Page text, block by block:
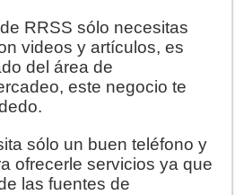
RRSS sólo necesitas
videos y artículos, es
del área de
este negocio te
sólo un buen teléfono y
ofrecerle servicios ya que
las fuentes de